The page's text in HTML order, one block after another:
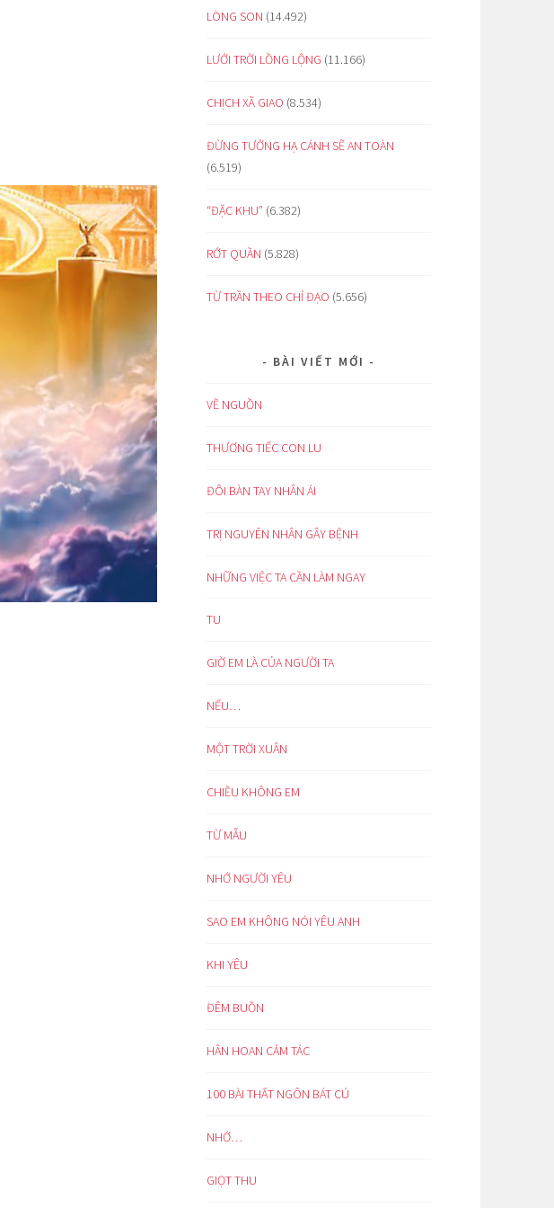
LÒNG SON (14.492)
LƯỚI TRỜI LỒNG LỘNG (11.166)
CHỊCH XÃ GIAO (8.534)
ĐỪNG TƯỞNG HẠ CÁNH SẼ AN TOÀN
(6.519)
“ĐẶC KHU” (6.382)
RỚT QUẦN (5.828)
TỪ TRẦN THEO CHỈ ĐẠO (5.656)
BÀI VIẾT MỚI
VỀ NGUỒN
THƯƠNG TIẾC CON LU
ĐÔI BÀN TAY NHÂN ÁI
TRỊ NGUYÊN NHÂN GÂY BỆNH
NHỮNG VIỆC TA CẦN LÀM NGAY
TU
GIỜ EM LÀ CỦA NGƯỜI TA
NẾU…
MỘT TRỜI XUÂN
CHIỀU KHÔNG EM
TỪ MẪU
NHỚ NGƯỜI YÊU
SAO EM KHÔNG NÓI YÊU ANH
KHI YÊU
ĐÊM BUỒN
HÂN HOAN CẢM TÁC
100 BÀI THẤT NGÔN BÁT CÚ
NHỚ…
GIỌT THU